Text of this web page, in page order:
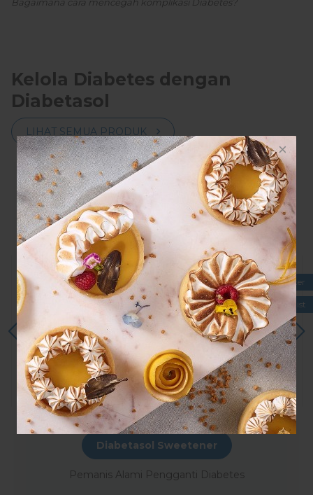
Kelola Diabetes dengan
Diabetasol
LIHAT SEMUA PRODUK
Diabetasol Sweetener
Pemanis Alami Pengganti Diabetes
KlikDokter
Nutritionist